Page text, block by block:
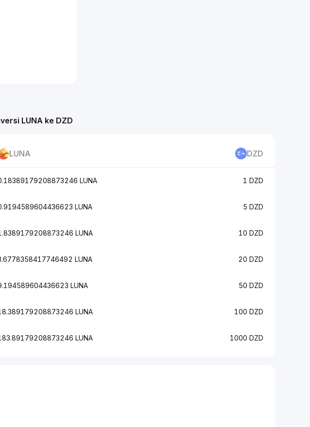
LUNA ke DZD
LUNA DZD
LUNA 1 DZD
LUNA 5 DZD
LUNA 10 DZD
LUNA 20 DZD
LUNA 50 DZD
LUNA 100 DZD
LUNA 1000 DZD